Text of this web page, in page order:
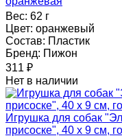
Вес: 62 г
Цвет: оранжевый
Состав: Пластик
Бренд: Пижон
311 ₽
Нет в наличии
Игрушка для собак
присоске", 40 х 9 см,